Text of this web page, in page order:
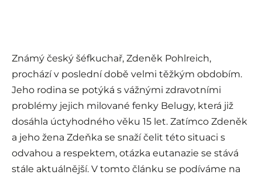
Známý český šéfkuchař, Zdeněk Pohlreich,
prochází v poslední době velmi těžkým obdobím.
Jeho rodina se potýká s vážnými zdravotními
problémy jejich milované fenky Belugy, která již
dosáhla úctyhodného věku 15 let. Zatímco Zdeněk
a jeho žena Zdeňka se snaží čelit této situaci s
odvahou a respektem, otázka eutanazie se stává
stále aktuálnější. V tomto článku se podíváme na